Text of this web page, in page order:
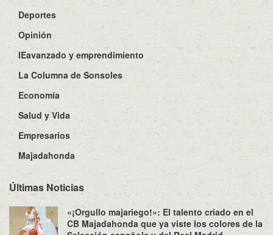
Deportes
Opinión
IEavanzado y emprendimiento
La Columna de Sonsoles
Economía
Salud y Vida
Empresarios
Majadahonda
Últimas Noticias
«¡Orgullo majariego!»: El talento criado en el
CB Majadahonda que ya viste los colores de la